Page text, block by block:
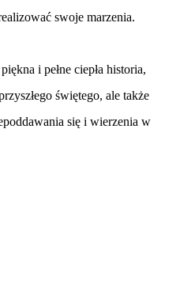
swoje marzenia.
i pełne ciepła historia,
świętego, ale także
się i wierzenia w